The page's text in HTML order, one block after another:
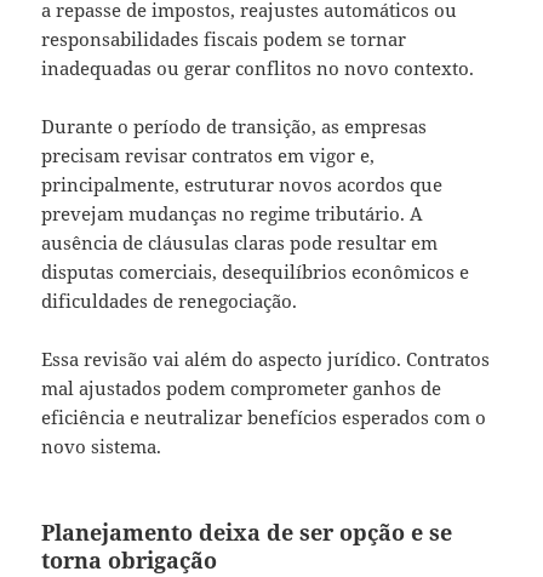
a repasse de impostos, reajustes automáticos ou
responsabilidades fiscais podem se tornar
inadequadas ou gerar conflitos no novo contexto.
Durante o período de transição, as empresas
precisam revisar contratos em vigor e,
principalmente, estruturar novos acordos que
prevejam mudanças no regime tributário. A
ausência de cláusulas claras pode resultar em
disputas comerciais, desequilíbrios econômicos e
dificuldades de renegociação.
Essa revisão vai além do aspecto jurídico. Contratos
mal ajustados podem comprometer ganhos de
eficiência e neutralizar benefícios esperados com o
novo sistema.
Planejamento deixa de ser opção e se
torna obrigação